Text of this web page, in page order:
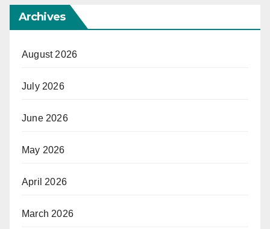
Archives
August 2026
July 2026
June 2026
May 2026
April 2026
March 2026